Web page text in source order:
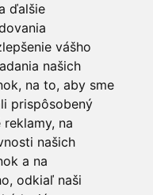
ďalšie
vášho
našich
na to, aby sme
prispôsobený
na
našich
a na
odkiaľ naši
ktorí pôsobili vo
na výrobu
skúsenosťami
vývoju a kvalite výroby